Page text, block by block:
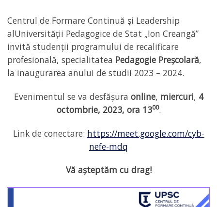
Centrul de Formare Continuă și Leadership
alUniversității Pedagogice de Stat „Ion Creangă”
invită studenții programului de recalificare
profesională, specialitatea Pedagogie Preșcolară,
la inaugurarea anului de studii 2023 – 2024.
Evenimentul se va desfășura online, miercuri, 4
octombrie, 2023, ora 1300.
Link de conectare: https://meet.google.com/cyb-
nefe-mdq
Vă așteptăm cu drag!